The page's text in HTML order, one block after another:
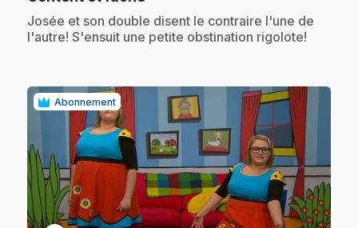
.Josée et son double disent le contraire l'une de
l'autre! S'ensuit une petite obstination rigolote!
Abonnement